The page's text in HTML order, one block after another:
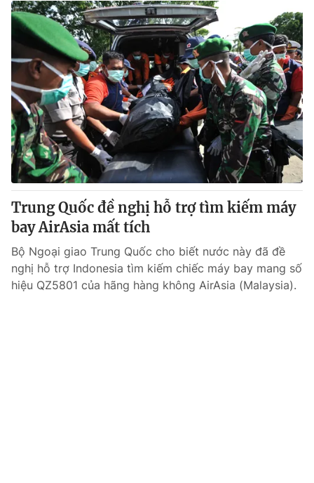
Trung Quốc đề nghị hỗ trợ tìm kiếm máy
bay AirAsia mất tích
Bộ Ngoại giao Trung Quốc cho biết nước này đã đề
nghị hỗ trợ Indonesia tìm kiếm chiếc máy bay mang số
hiệu QZ5801 của hãng hàng không AirAsia (Malaysia).